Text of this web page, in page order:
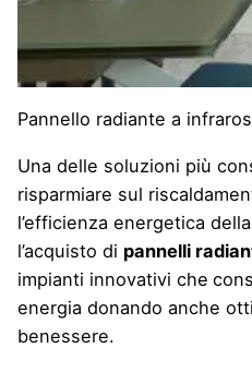
Pannello radiante a
Una delle soluzioni più
risparmiare sul
l’efficienza energetica
l’acquisto di pannelli
impianti innovativi che
energia donando anche
benessere.